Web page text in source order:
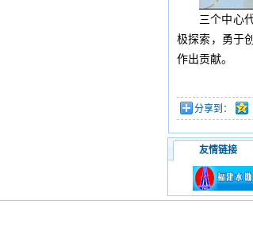
三个中心
极探索，勇于
作出贡献。
分享到：
友情链接